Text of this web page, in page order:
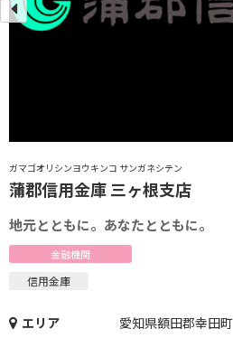
ガマゴオリシンヨウキンコ サンガネシテン
蒲郡信用金庫 三ヶ根支店
地元とともに。あなたとともに。
金融機関
信用金庫
エリア
愛知県額田郡幸田町